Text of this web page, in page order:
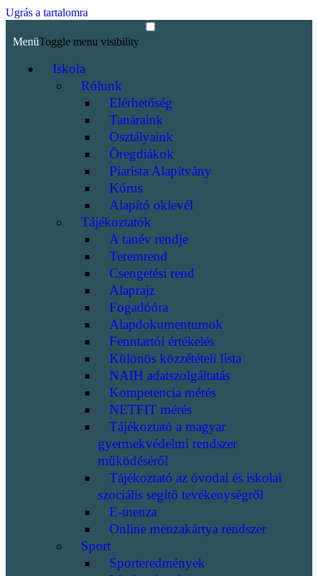
Ugrás a tartalomra
MenüToggle menu visibility
Iskola
Rólunk
Elérhetőség
Tanáraink
Osztályaink
Öregdiákok
Piarista Alapítvány
Kórus
Alapító oklevél
Tájékoztatók
A tanév rendje
Teremrend
Csengetési rend
Alaprajz
Fogadóóra
Alapdokumentumok
Fenntartói értékelés
Különös közzétételi lista
NAIH adatszolgáltatás
Kompetencia mérés
NETFIT mérés
Tájékoztató a magyar
gyermekvédelmi rendszer
működéséről
Tájékoztató az óvodai és iskolai
szociális segítő tevékenységről
E-menza
Online menzakártya rendszer
Sport
Sporteredmények